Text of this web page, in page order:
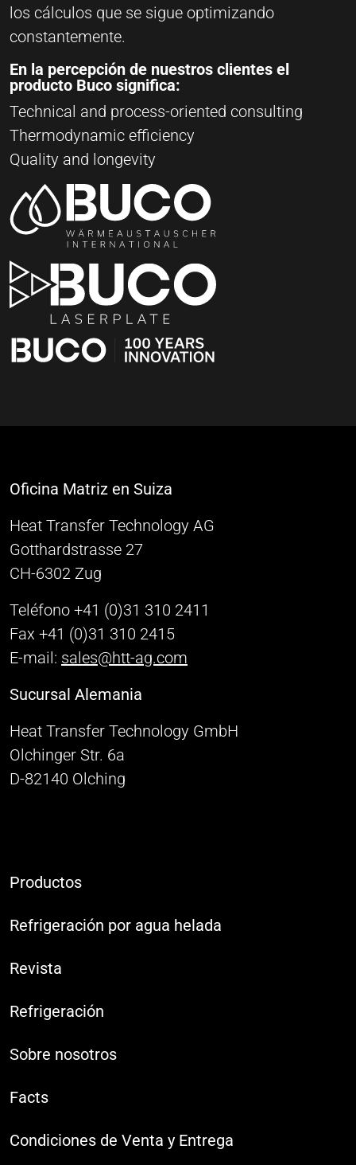
los cálculos que se sigue optimizando
constantemente.
En la percepción de nuestros clientes el
producto Buco significa:
Technical and process-oriented consulting
Thermodynamic efficiency
Quality and longevity
Oficina Matriz en Suiza
Heat Transfer Technology AG
Gotthardstrasse 27
CH-6302 Zug
Teléfono +41 (0)31 310 2411
Fax +41 (0)31 310 2415
E-mail: sales@htt-ag.com
Sucursal Alemania
Heat Transfer Technology GmbH
Olchinger Str. 6a
D-82140 Olching
Productos
Refrigeración por agua helada
Revista
Refrigeración
Sobre nosotros
Facts
Condiciones de Venta y Entrega